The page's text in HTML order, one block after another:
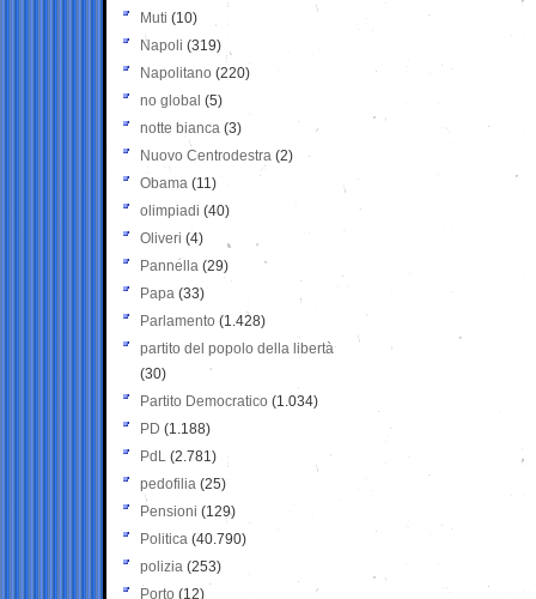
Muti (10)
Napoli (319)
Napolitano (220)
no global (5)
notte bianca (3)
Nuovo Centrodestra (2)
Obama (11)
olimpiadi (40)
Oliveri (4)
Pannella (29)
Papa (33)
Parlamento (1.428)
partito del popolo della libertà
(30)
Partito Democratico (1.034)
PD (1.188)
PdL (2.781)
pedofilia (25)
Pensioni (129)
Politica (40.790)
polizia (253)
Porto (12)